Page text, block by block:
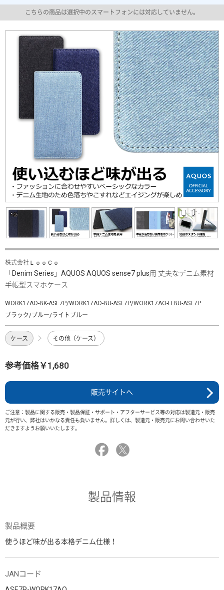
こちらの商品は選択中のスマートフォンには対応していません。
株式会社ＬｏｏＣｏ
「Denim Series」AQUOS AQUOS sense7 plus用 丈夫なデニム素材
手帳型スマホケース
WORK17AO-BK-ASE7P/WORK17AO-BU-ASE7P/WORK17AO-LTBU-ASE7P
ブラック/ブルー/ライトブルー
ケース その他（ケース）
参考価格￥1,680
販売サイトへ
ご注意：製品に関する販売・製品保証・サポート・アフターサービス等の対応は製造元・販売
元が行い、弊社はいかなる責任も負いません。詳しくは、製造元・販売元にお問い合わせいた
だきますようお願いいたします。
製品情報
製品概要
使うほど味が出る本格デニム仕様！
JANコード